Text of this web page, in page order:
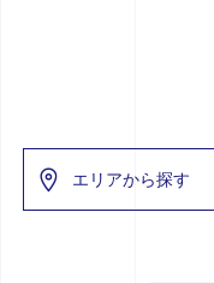
エリアから探す